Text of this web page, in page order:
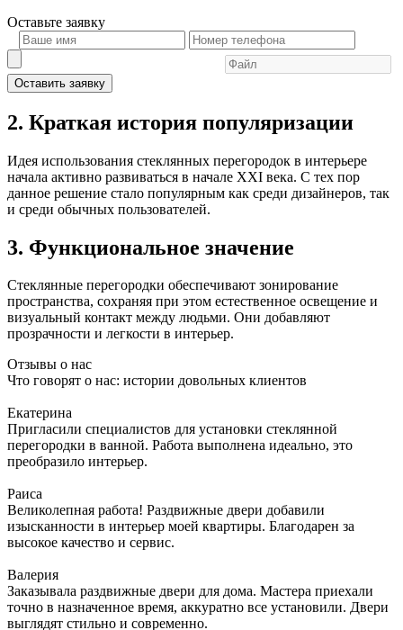
Оставьте заявку
Оставить заявку
2. Краткая история популяризации
Идея использования стеклянных перегородок в интерьере
начала активно развиваться в начале XXI века. С тех пор
данное решение стало популярным как среди дизайнеров, так
и среди обычных пользователей.
3. Функциональное значение
Стеклянные перегородки обеспечивают зонирование
пространства, сохраняя при этом естественное освещение и
визуальный контакт между людьми. Они добавляют
прозрачности и легкости в интерьер.
Отзывы о нас
Что говорят о нас: истории довольных клиентов
Екатерина
Пригласили специалистов для установки стеклянной
перегородки в ванной. Работа выполнена идеально, это
преобразило интерьер.
Раиса
Великолепная работа! Раздвижные двери добавили
изысканности в интерьер моей квартиры. Благодарен за
высокое качество и сервис.
Валерия
Заказывала раздвижные двери для дома. Мастера приехали
точно в назначенное время, аккуратно все установили. Двери
выглядят стильно и современно.